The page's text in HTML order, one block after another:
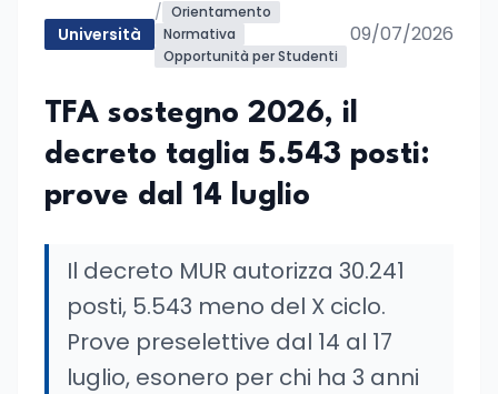
Università
/ Orientamento
Normativa
Opportunità per Studenti
09/07/2026
TFA sostegno 2026, il
decreto taglia 5.543 posti:
prove dal 14 luglio
Il decreto MUR autorizza 30.241
posti, 5.543 meno del X ciclo.
Prove preselettive dal 14 al 17
luglio, esonero per chi ha 3 anni